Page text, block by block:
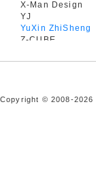
X-Man Design
YJ
YuXin ZhiSheng
Z-CUBE
Copyright © 2008-2026